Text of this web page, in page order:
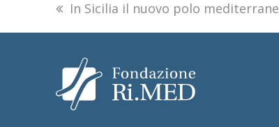
previous
post:
In Sicilia il nuovo polo